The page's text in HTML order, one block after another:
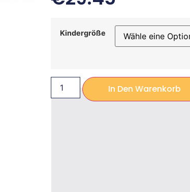
Kindergröße
In Den Warenkorb